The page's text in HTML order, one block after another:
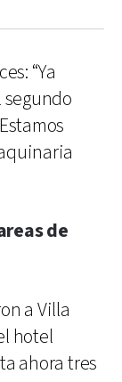
“Ya
de
a Villa
hotel
ahora tres